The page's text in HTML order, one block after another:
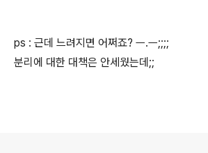
ps : 근데 느려지면 어쩌죠? ㅡ.ㅡ;;;;
분리에 대한 대책은 안세웠는데;;